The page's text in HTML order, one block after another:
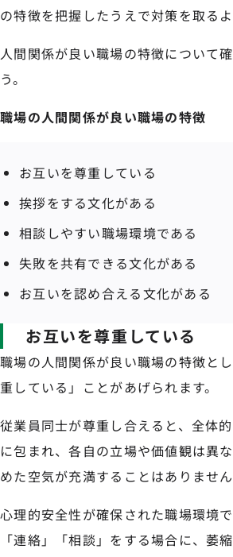
の特徴を把握したうえで対策を取る
人間関係が良い職場の特徴について
う。
職場の人間関係が良い職場の特徴
お互いを尊重している
挨拶をする文化がある
相談しやすい職場環境である
失敗を共有できる文化がある
お互いを認め合える文化がある
お互いを尊重している
職場の人間関係が良い職場の特徴と
重している」ことがあげられます。
従業員同士が尊重し合えると、全体
に包まれ、各自の立場や価値観は異
めた空気が充満することはありません
心理的安全性が確保された職場環境
「連絡」「相談」をする場合に、萎